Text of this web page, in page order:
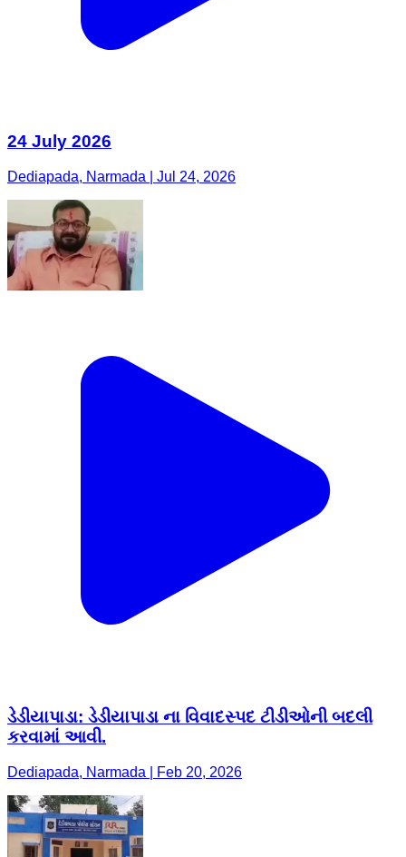
24 July 2026
Dediapada, Narmada | Jul 24, 2026
ડેડીયાપાડા: ડેડીયાપાડા ના વિવાદસ્પદ ટીડીઓની બદલી
કરવામાં આવી.
Dediapada, Narmada | Feb 20, 2026